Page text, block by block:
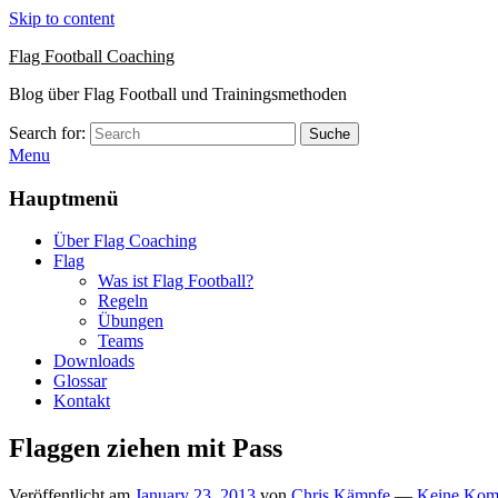
Skip to content
Flag Football Coaching
Blog über Flag Football und Trainingsmethoden
Search for: Suche
Menu
Hauptmenü
Über Flag Coaching
Flag
Was ist Flag Football?
Regeln
Übungen
Teams
Downloads
Glossar
Kontakt
Flaggen ziehen mit Pass